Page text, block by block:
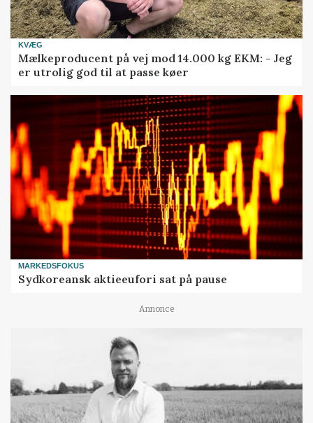
KVÆG
Mælkeproducent på vej mod 14.000 kg EKM: - Jeg
er utrolig god til at passe køer
MARKEDSFOKUS
Sydkoreansk aktieeufori sat på pause
Annonce